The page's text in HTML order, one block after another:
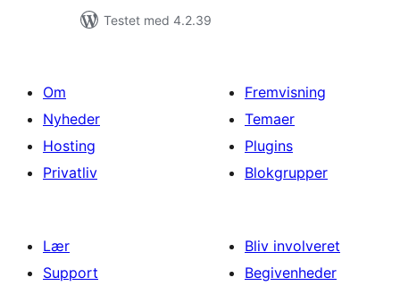
Testet med 4.2.39
Om
Nyheder
Hosting
Privatliv
Fremvisning
Temaer
Plugins
Blokgrupper
Lær
Support
Bliv involveret
Begivenheder